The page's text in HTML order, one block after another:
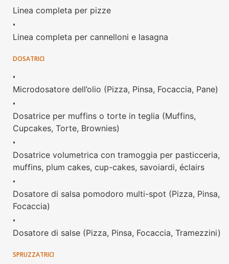
Linea completa per pizze
•
Linea completa per cannelloni e lasagna
DOSATRICI
•
Microdosatore dell’olio (Pizza, Pinsa, Focaccia, Pane)
•
Dosatrice per muffins o torte in teglia (Muffins,
Cupcakes, Torte, Brownies)
•
Dosatrice volumetrica con tramoggia per pasticceria,
muffins, plum cakes, cup-cakes, savoiardi, éclairs
•
Dosatore di salsa pomodoro multi-spot (Pizza, Pinsa,
Focaccia)
•
Dosatore di salse (Pizza, Pinsa, Focaccia, Tramezzini)
SPRUZZATRICI